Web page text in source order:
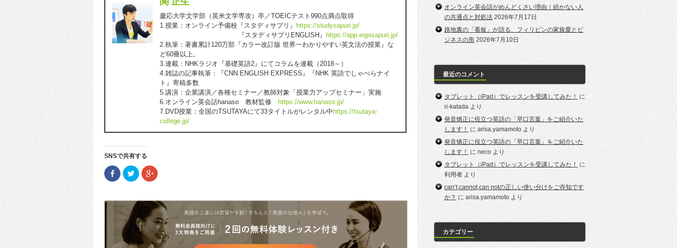
慶応大学文学部（英米文学専攻）卒／TOEICテスト990点満点取得
1.授業：オンライン予備校『スタディサプリ』
https://studysapuri.jp/
『スタディサプリENGLISH』
https://app.eigosapuri.jp/
2.執筆：著書累計120万部『カラー改訂版 世界一わかりやすい英文法の授業』な
ど60冊以上。
3.連載：NHKラジオ『基礎英語2』にてコラムを連載（2018～）
4.雑誌の記事執筆：『CNN ENGLISH EXPRESS』『NHK 英語でしゃべらナイ
ト』寄稿多数
5.講演：企業講演／各種セミナー／教師対象「授業力アップセミナー」実施
6.オンライン英会話hanaso 教材監修
https://www.hanaso.jp/
7.DVD授業：全国のTSUTAYAにて33タイトルがレンタル中 https://tsutaya-
college.jp/
SNSで共有する
Facebook
で
し
ウ
ド
ウ
で
ク
リ
て
Twitter
共
有
(新
い
ク
リ
て
Google+
共
有
(新
し
い
オンライン英会話がめんどくさい理由｜続かない人
の共通点と対処法 2026年7月17日
路地裏の「看板」が語る、フィリピンの家族愛とビ
ジネスの形 2026年7月10日
最近のコメント
タブレット（iPad）でレッスンを受講してみた！
に
ri-katada より
発音矯正に役立つ英語の「早口言葉」をご紹介いた
します！
に arisa.yamamoto より
発音矯正に役立つ英語の「早口言葉」をご紹介いた
します！
に neco より
タブレット（iPad）でレッスンを受講してみた！
に
利用者 より
can’t,cannot,can notの正しい使い分けをご存知です
か？ に arisa.yamamoto より
カテゴリー